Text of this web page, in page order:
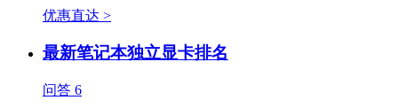
优惠直达 >
最新笔记本独立显卡排名
问答 6